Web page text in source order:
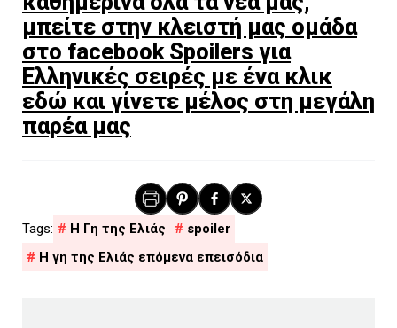
μπείτε στην κλειστή μας ομάδα
στο facebook Spoilers για
Ελληνικές σειρές με ένα κλικ
εδώ και γίνετε μέλος στη μεγάλη
παρέα μας
H Γη της Ελιάς
spoiler
Η γη της Ελιάς επόμενα επεισόδια